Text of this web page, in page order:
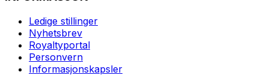
Ledige stillinger
Nyhetsbrev
Royaltyportal
Personvern
Informasjonskapsler